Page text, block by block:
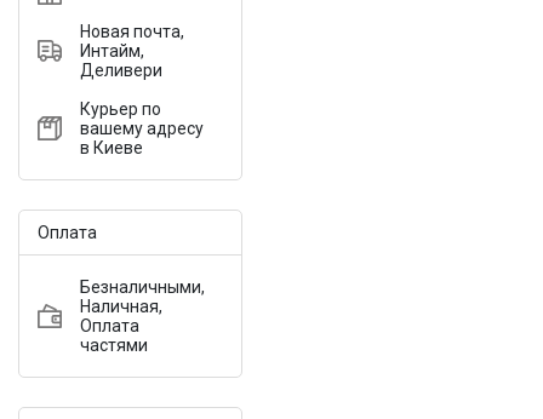
Новая почта,
Интайм,
Деливери
Курьер по
вашему адресу
в Киеве
Оплата
Безналичными,
Наличная,
Оплата
частями